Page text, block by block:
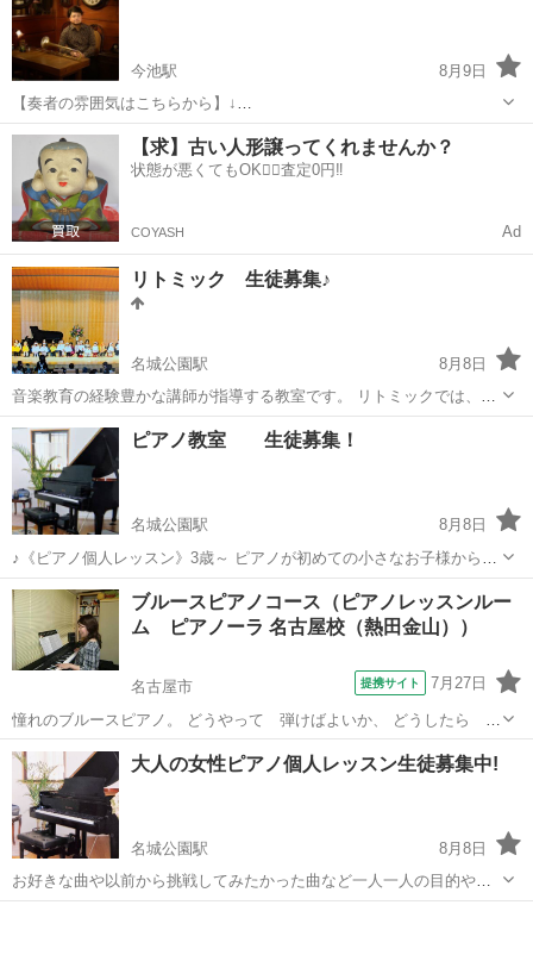
指導を続けてまいりま...
今池駅
8月9日
【奏者の雰囲気はこちらから】↓
https://youtube.com/@ryujisuzukitrombone8898?
si=8Y5tYBw_qh5NLm7x 【15分無料相談 実施中！】 🎵 個人レッスン
（60分）...
愛知 名古屋市 今池駅 音楽 レッスン
【求】古い人形譲ってくれませんか？
状態が悪くてもOK🙆‍♀️査定0円‼️
COYASH Ad
リトミック 生徒募集♪
名城公園駅
8月8日
音楽教育の経験豊かな講師が指導する教室です。 リトミックでは、ぬ
いぐるみ、すず、太鼓、ピアノを使った楽しいレッスンで音楽が大好
きになります。 当教室のリトミックはピアノへのスムーズな移行を考
えられたレッスンになってい...
愛知 名古屋市 名城公園駅 リトミック
ピアノ教室 生徒募集！
名城公園駅
8月8日
♪《ピアノ個人レッスン》3歳～ ピアノが初めての小さなお子様から大
人の方までレッスン致します。 音大卒の講師が６名所属しています。
一人一人の性格や目的に合わせて丁寧に楽しいレッスンになるように
努めています。 ヤ...
愛知 名古屋市 名城公園駅 レッスン
ブルースピアノコース（ピアノレッスンルー
ム ピアノーラ 名古屋校（熱田金山））
名古屋市 提携サイト 7月27日
憧れのブルースピアノ。 どうやって 弾けばよいか、 どうしたら カ
ッコよくひけるか。。。を 学びます。 ブルースセッションなどで演奏
するスタンダードを中心にレッスンも出来ます。 初心者にはお薦めの
曲やミュージシャンなどもレク...
愛知 名古屋市 ピアノ
大人の女性ピアノ個人レッスン生徒募集中!
名城公園駅
8月8日
お好きな曲や以前から挑戦してみたかった曲など一人一人の目的やレ
ベルに合わせてきめ細やかに指導致します。 月2回ご自身の予定に合